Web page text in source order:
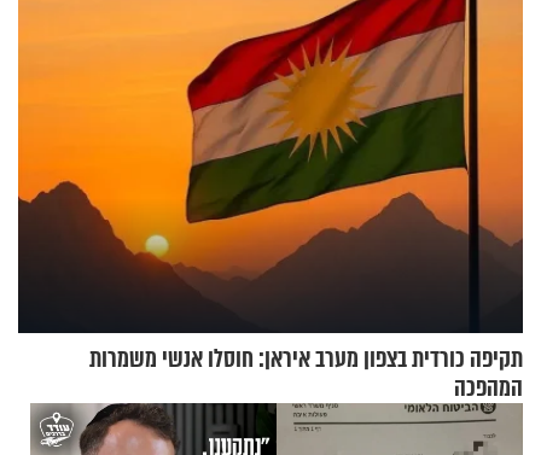
תקיפה כורדית בצפון מערב איראן: חוסלו אנשי משמרות
המהפכה